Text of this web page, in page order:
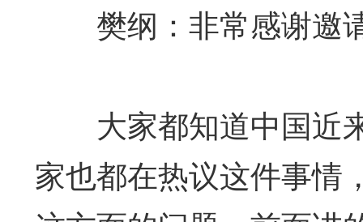
樊纲：非常感谢邀
大家都知道中国近
家也都在热议这件事情